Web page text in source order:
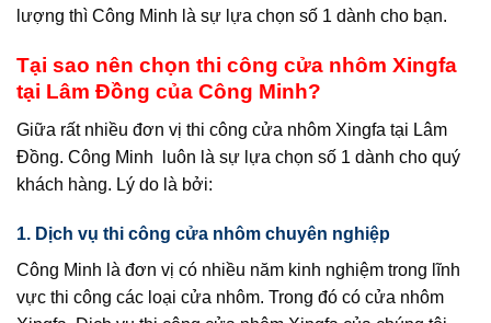
lượng thì Công Minh là sự lựa chọn số 1 dành cho bạn.
Tại sao nên chọn thi công cửa nhôm Xingfa
tại Lâm Đồng của Công Minh?
Giữa rất nhiều đơn vị thi công cửa nhôm Xingfa tại Lâm
Đồng. Công Minh luôn là sự lựa chọn số 1 dành cho quý
khách hàng. Lý do là bởi:
1. Dịch vụ thi công cửa nhôm chuyên nghiệp
Công Minh là đơn vị có nhiều năm kinh nghiệm trong lĩnh
vực thi công các loại cửa nhôm. Trong đó có cửa nhôm